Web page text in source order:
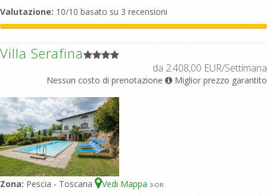
Valutazione: 10/10 basato su 3 recensioni
Villa Serafina
da 2.408,00 EUR/Settimana
Nessun costo di prenotazione Miglior prezzo garantito
Zona: Pescia - Toscana Vedi Mappa 3-OR